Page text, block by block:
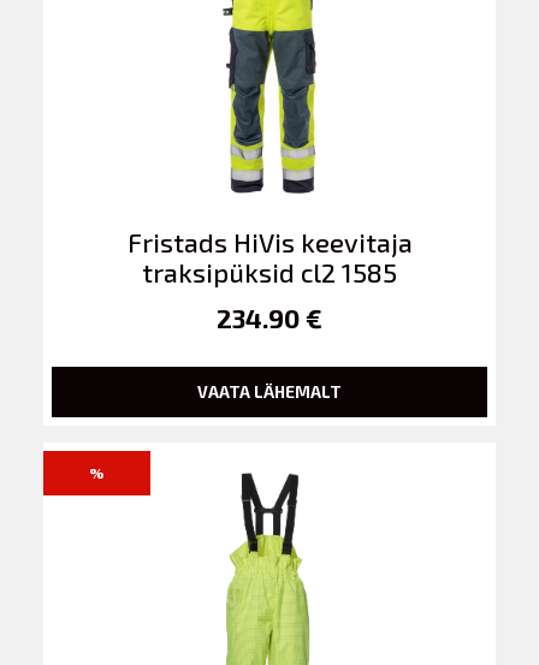
Fristads HiVis keevitaja
traksipüksid cl2 1585
234.90 €
VAATA LÄHEMALT
%